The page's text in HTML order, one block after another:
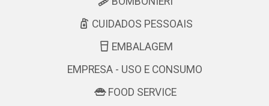
CUIDADOS PESSOAIS
EMBALAGEM
EMPRESA - USO E CONSUMO
FOOD SERVICE